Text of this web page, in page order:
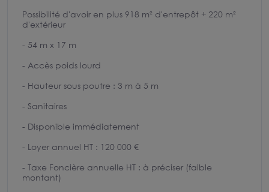
Possibilité d'avoir en plus 918 m² d'entrepôt + 220 m²
d'extérieur
- 54 m x 17 m
- Accès poids lourd
- Hauteur sous poutre : 3 m à 5 m
- Sanitaires
- Disponible immédiatement
- Loyer annuel HT : 120 000 €
- Taxe Foncière annuelle HT : à préciser (faible
montant)